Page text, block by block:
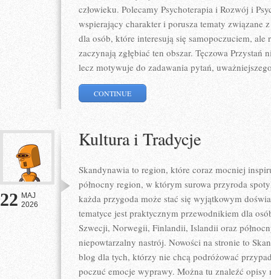
człowieku. Polecamy Psychoterapia i Rozwój i
wspierający charakter i porusza tematy związane
dla osób, które interesują się samopoczuciem,
zaczynają zgłębiać ten obszar. Tęczowa Przystań
lecz motywuje do zadawania pytań,
CONTINUE
22 MAJ
2026
Kultura i Tradycje
Skandynawia to region, które coraz mocniej
północny region, w którym surowa przyroda
każda przygoda może stać się wyjątkowym
tematyce jest praktycznym przewodnikiem dla
Szwecji, Norwegii, Finlandii, Islandii oraz
niepowtarzalny nastrój. Nowości na stronie to
blog dla tych, którzy nie chcą podróżować
poczuć emocje wyprawy. Można tu znaleźć